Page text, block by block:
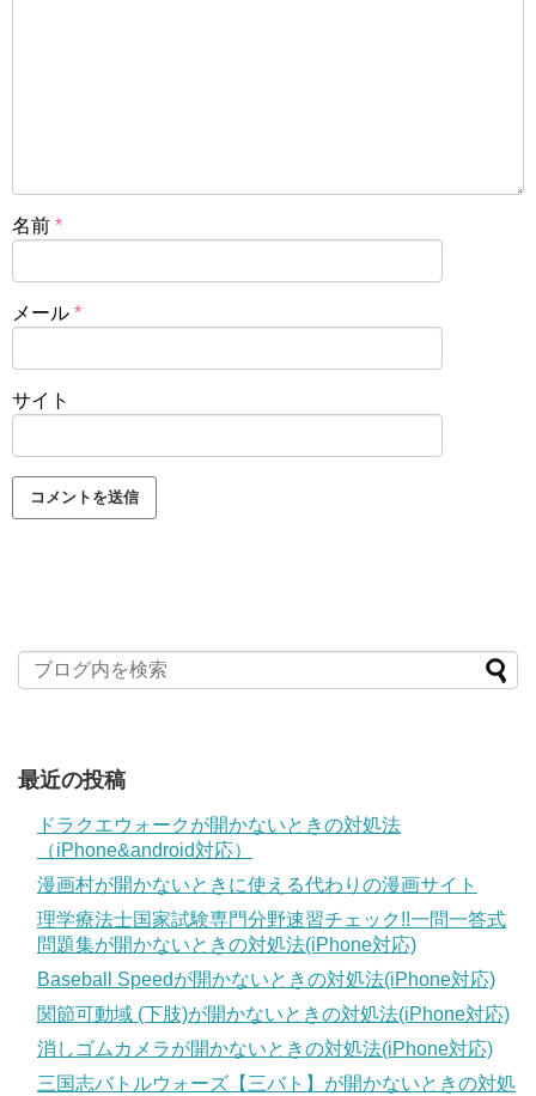
名前 *
メール *
サイト
最近の投稿
ドラクエウォークが開かないときの対処法
（iPhone&android対応）
漫画村が開かないときに使える代わりの漫画サイト
理学療法士国家試験専門分野速習チェック!!一問一答式
問題集が開かないときの対処法(iPhone対応)
Baseball Speedが開かないときの対処法(iPhone対応)
関節可動域 (下肢)が開かないときの対処法(iPhone対応)
消しゴムカメラが開かないときの対処法(iPhone対応)
三国志バトルウォーズ【三バト】が開かないときの対処